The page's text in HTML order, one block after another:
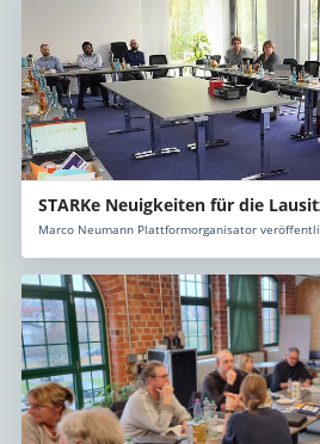
STARKe Neuigkeiten für die
Marco Neumann Plattformorganisator